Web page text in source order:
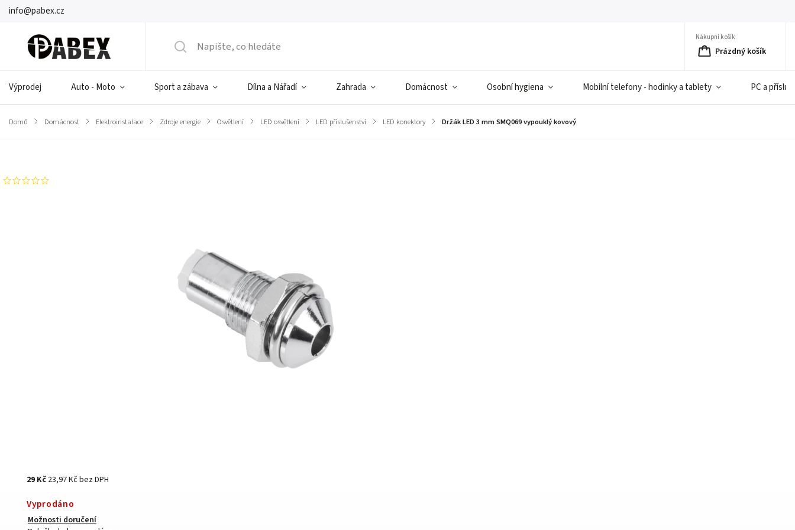
info@pabex.cz
Nákupní košík
Prázdný košík
Výprodej Auto - Moto Sport a zábava Dílna a Nářadí Zahrada Domácnost Osobní hygiena Mobilní telefony - hodinky a tablety PC a
Domů / Domácnost / Elektroinstalace / Zdroje energie / Osvětlení / LED osvětlení / LED příslušenství / LED konektory / Držák LED 3 mm SMQ069 vypouklý kovový
29 Kč 23,97 Kč bez DPH
Vyprodáno
Možnosti doručení